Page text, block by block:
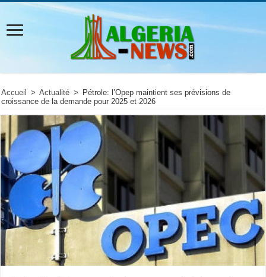
Accueil > Actualité >
Pétrole: l’Opep maintient ses prévisions de
croissance de la demande pour 2025 et 2026